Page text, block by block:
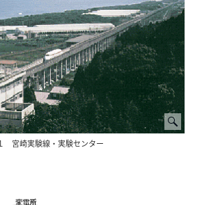
宮崎実験線・実験センター